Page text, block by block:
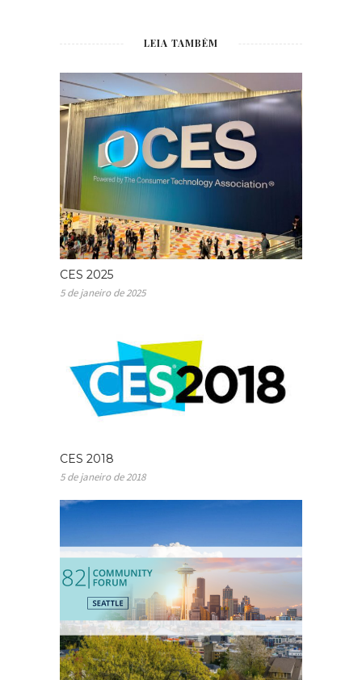
LEIA TAMBÉM
CES 2025
5 de janeiro de 2025
CES 2018
5 de janeiro de 2018